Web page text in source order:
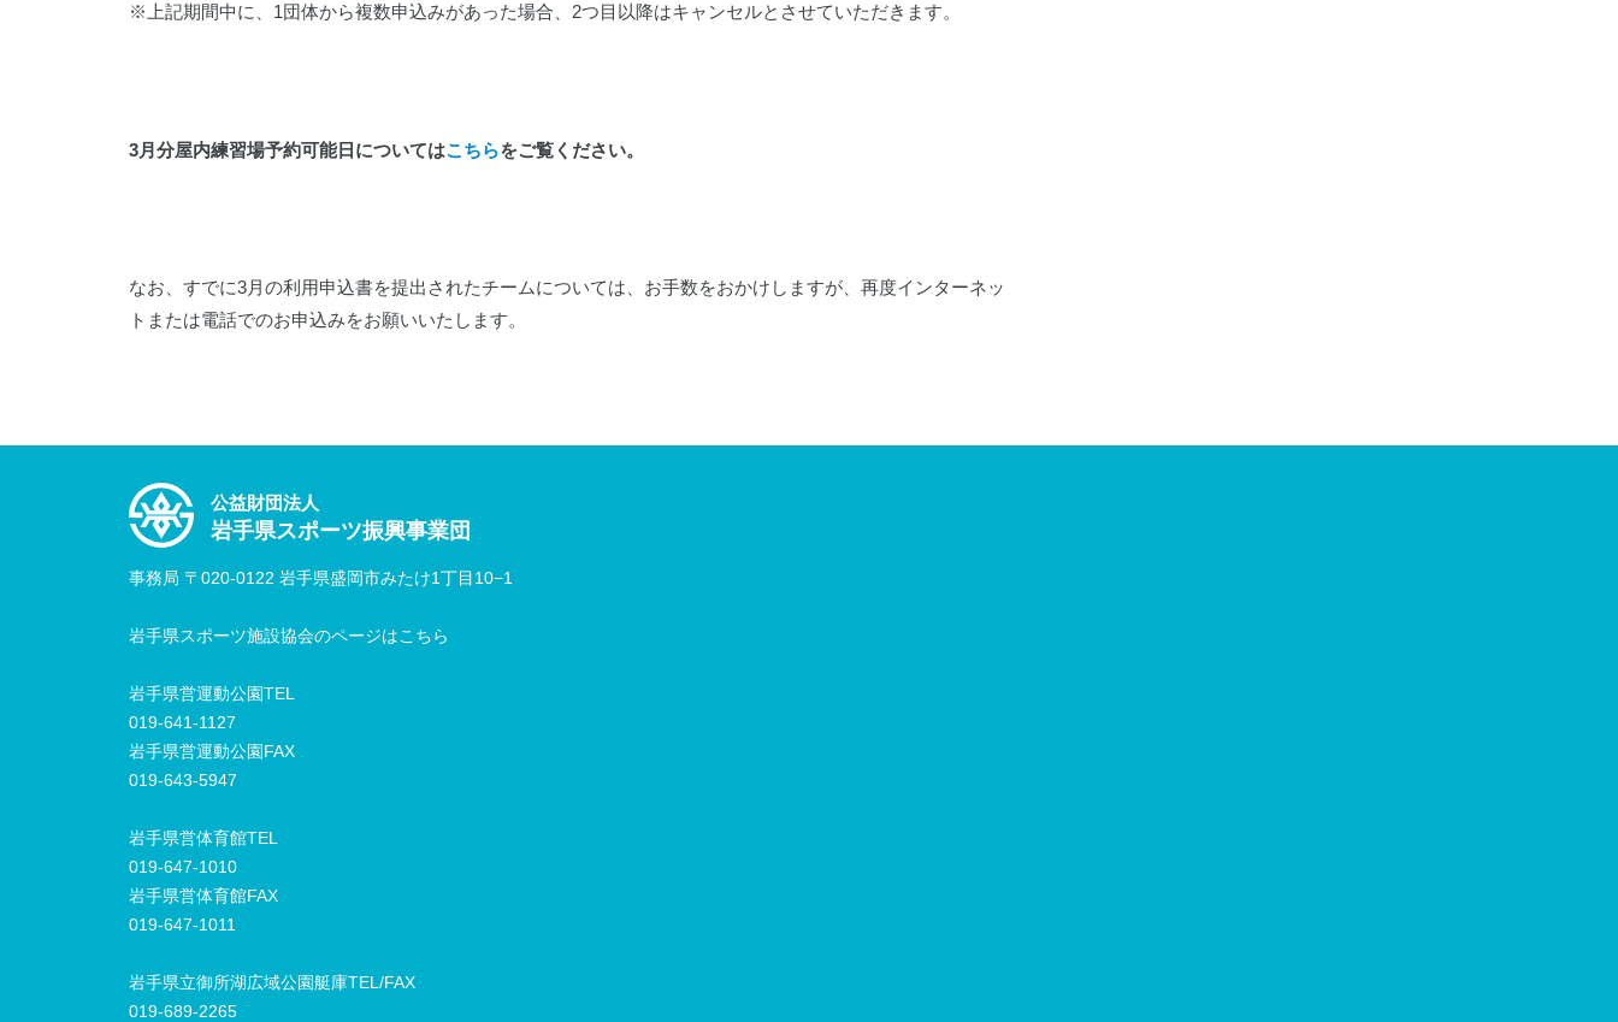
※上記期間中に、1団体から複数申込みがあった場合、2つ目以降はキャンセルとさせていただきます。
3月分屋内練習場予約可能日についてはこちらをご覧ください。
なお、すでに3月の利用申込書を提出されたチームについては、お手数をおかけしますが、再度インターネッ
トまたは電話でのお申込みをお願いいたします。
公益財団法人
岩手県スポーツ振興事業団
事務局 〒020-0122 岩手県盛岡市みたけ1丁目10−1
岩手県スポーツ施設協会のページはこちら
岩手県営運動公園TEL
019-641-1127
岩手県営運動公園FAX
019-643-5947
岩手県営体育館TEL
019-647-1010
岩手県営体育館FAX
019-647-1011
岩手県立御所湖広域公園艇庫TEL/FAX
019-689-2265